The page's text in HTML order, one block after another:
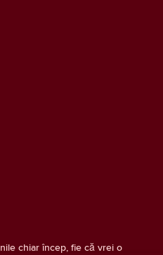
chiar încep, fie că vrei o